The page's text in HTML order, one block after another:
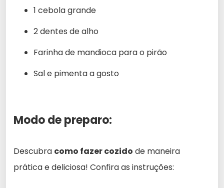
1 cebola grande
2 dentes de alho
Farinha de mandioca para o pirão
Sal e pimenta a gosto
Modo de preparo:
Descubra como fazer cozido de maneira
prática e deliciosa! Confira as instruções: